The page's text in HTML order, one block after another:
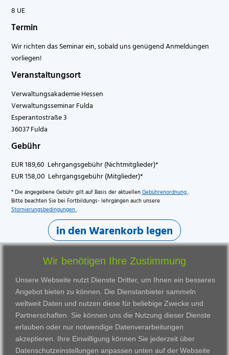
8 UE
Termin
Wir richten das Seminar ein, sobald uns genügend Anmeldungen
vorliegen!
Veranstaltungsort
Verwaltungsakademie Hessen
Verwaltungsseminar Fulda
Esperantostraße 3
36037 Fulda
Gebühr
EUR 189,60 Lehrgangsgebühr (Nichtmitglieder)*
EUR 158,00 Lehrgangsgebühr (Mitglieder)*
* Die angegebene Gebühr gilt auf Basis der aktuellenGebührenordnung.
Bitte beachten Sie bei Fortbildungs- lehrgängen auch unsere
Stornierungsbedingungen.
in den Warenkorb legen
VWAK
Karriere
Standorte
Darmstadt
Bildungsangebot
Ausbildung
Wir benötigen Ihre Zustimmung
Unsere Webseite nutzt Dienste Dritter, um Ihnen ein besseres
Angebot bieten zu können. Die Dienstanbieter sammeln
weltweit Daten und nutzen diese für beliebige Zwecke und
Partnerschaften. Sie können uns die Nutzung dieser Dienste
erlauben oder nur notwendige Datenverarbeitungen
akzeptieren. Ihre Einwilligung können Sie jederzeit über
Datenschutzeinstellungen anpassen unten auf der Webseite